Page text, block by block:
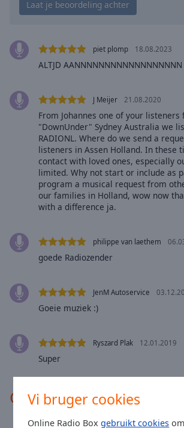
Vi bruger cookies
Online Radio Boxgebruikt cookies
Text
Background
Background
Style
piet plomp 18.08.2023
ALTJD AANNNNNNNNNNNNNNNNNN
J Meijer 21.08.2020
From Johannes one of your listeners
"DownUnder" Sydney Australia we
RADIONL. Where do we send a
listeners in Assen Holland. In these
contact with loved ones, especially
limited. Why not start or include as
program a musical request from
our families in Holland, wow now
with a difference ja.
philippe van laethem
goede Radiozender
JenM Autoservice
Goeie muziek :)
Ryszard Plak 12.01.2019
Super
Contacten